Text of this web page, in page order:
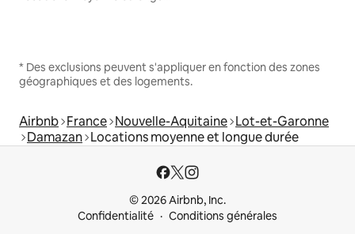
* Des exclusions peuvent s'appliquer en fonction des zones
géographiques et des logements.
Airbnb France Nouvelle-Aquitaine Lot-et-Garonne
Damazan Locations moyenne et longue durée
© 2026 Airbnb, Inc.
Confidentialité
Conditions générales